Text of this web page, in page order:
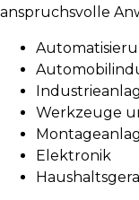
anspruchsvolle
Werkzeuge
Elektronik